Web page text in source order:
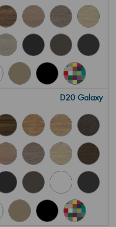
D20 Galaxy